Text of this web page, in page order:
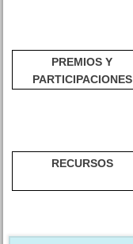
PREMIOS Y
PARTICIPACIONES
RECURSOS